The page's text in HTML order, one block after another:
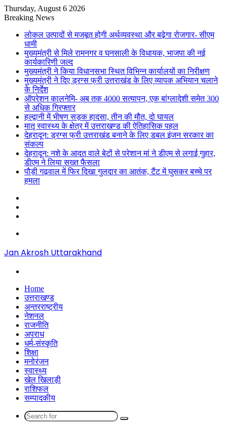
Thursday, August 6 2026
Breaking News
लोकल उत्पादों से मजबूत होगी अर्थव्यवस्था और बढ़ेगा रोजगार- सीएम
धामी
मुख्यमंत्री से मिले रामनगर व घनसाली के विधायक, भाजपा की नई
कार्यकारिणी जल्द
मुख्यमंत्री ने किया विधानसभा स्थित विभिन्न कार्यालयों का निरीक्षण
मुख्यमंत्री ने दिए ड्रग्स फ्री उत्तराखंड के लिए व्यापक अभियान चलाने
के निर्देश
ऑपरेशन कालनेमि- अब तक 4000 सत्यापन, एक बांग्लादेशी समेत 300
से अधिक गिरफ्तार
हल्द्वानी में भीषण सड़क हादसा, तीन की मौत, दो घायल
मातृ स्वास्थ्य के क्षेत्र में उत्तराखण्ड की ऐतिहासिक पहल
देहरादून: ड्रग्स फ्री उत्तराखंड बनाने के लिए डबल इंजन सरकार का
संकल्प
देहरादून: नशे के आदत वाले बेटों से परेशान मां ने डीएम से लगाई गुहार,
डीएम ने लिया सख्त फैसला
पौड़ी गढ़वाल में फिर दिखा गुलदार का आतंक, टैंट में घुसकर बच्चे पर
हमला
Jan Akrosh Uttarakhand
Home
उत्तराखण्ड
अन्तरराष्ट्रीय
नेशनल
राजनीति
अपराध
धर्म-संस्कृति
शिक्षा
मनोरंजन
स्वास्थ्य
खेल खिलाड़ी
राशिफल
सम्पादकीय